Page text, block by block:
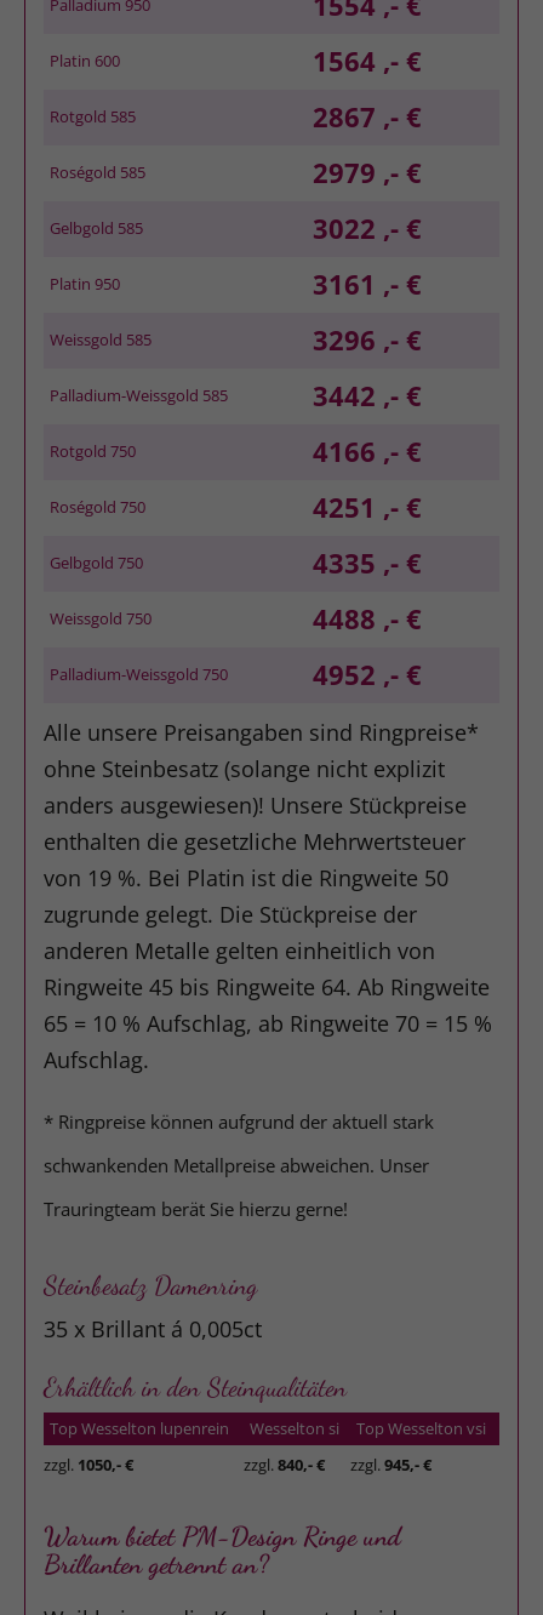
Palladium 950
Platin 600 1564 ,- €
Rotgold 585 2867 ,- €
Roségold 585 2979 ,- €
Gelbgold 585 3022 ,- €
Platin 950 3161 ,- €
Weissgold 585 3296 ,- €
Palladium-Weissgold 585 3442 ,- €
Rotgold 750 4166 ,- €
Roségold 750 4251 ,- €
Gelbgold 750 4335 ,- €
Weissgold 750 4488 ,- €
Palladium-Weissgold 750 4952 ,- €
Alle unsere Preisangaben sind Ringpreise*
ohne Steinbesatz (solange nicht explizit
anders ausgewiesen)! Unsere Stückpreise
enthalten die gesetzliche Mehrwertsteuer
von 19 %. Bei Platin ist die Ringweite 50
zugrunde gelegt. Die Stückpreise der
anderen Metalle gelten einheitlich von
Ringweite 45 bis Ringweite 64. Ab Ringweite
65 = 10 % Aufschlag, ab Ringweite 70 = 15 %
Aufschlag.
* Ringpreise können aufgrund der aktuell stark
schwankenden Metallpreise abweichen. Unser
Trauringteam berät Sie hierzu gerne!
Steinbesatz Damenring
35 x Brillant á 0,005ct
Erhältlich in den Steinqualitäten
Top Wesselton lupenrein Wesselton si
Top Wesselton vsi
zzgl. 1050,- € zzgl.840,- € zzgl.945,- €
Warum bietet PM-Design Ringe und
Brillanten getrennt an?